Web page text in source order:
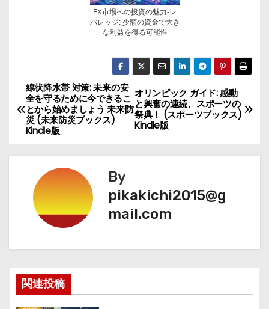
FX市場への投資の魅力-レ
バレッジ: 少額の資金で大き
な利益を得る可能性
投
稿
ゲ
シ
ョ
ン
オリンピック ガイド: 感動
と興奮の連続、スポーツの
祭典！ (スポーツブックス)
Kindle版
線状降水帯 対策: 未来の安
全を守るために今できるこ
とから始めましょう 未来防
災 (未来防災ブックス)
Kindle版
By
pikakichi2015@g
mail.com
関連投稿